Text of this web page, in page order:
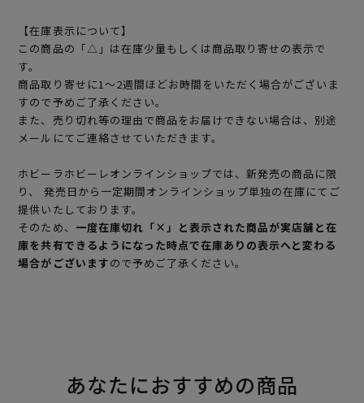
【在庫表示について】
この商品の「△」は在庫少量もしくは商品取り寄せの表示で
す。
商品取り寄せに1～2週間ほどお時間をいただく場合がございま
すので予めご了承ください。
また、売り切れ等の理由で商品をお届けできない場合は、別途
メールにてご連絡させていただきます。
ホビーラホビーレオンラインショップでは、新発売の商品に限
り、 発売日から一定期間オンラインショップ単独の在庫にてご
提供いたしております。
そのため、 一度在庫切れ「×」と表示された商品が実店舗と在
庫を共有できるようになった時点で在庫ありの表示へと変わる
場合がございますので予めご了承ください。
あなたにおすすめの商品